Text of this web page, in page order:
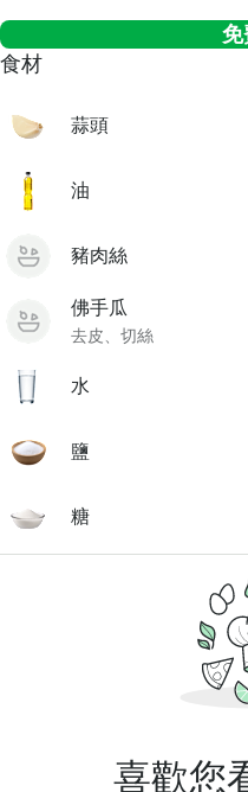
免
食材
蒜頭
油
豬肉絲
佛手瓜
去皮、切絲
水
鹽
糖
喜歡您